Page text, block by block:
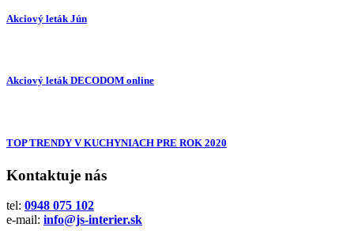
Akciový leták Jún
Akciový leták DECODOM online
TOP TRENDY V KUCHYNIACH PRE ROK 2020
Kontaktuje nás
tel: 0948 075 102
e-mail: info@js-interier.sk